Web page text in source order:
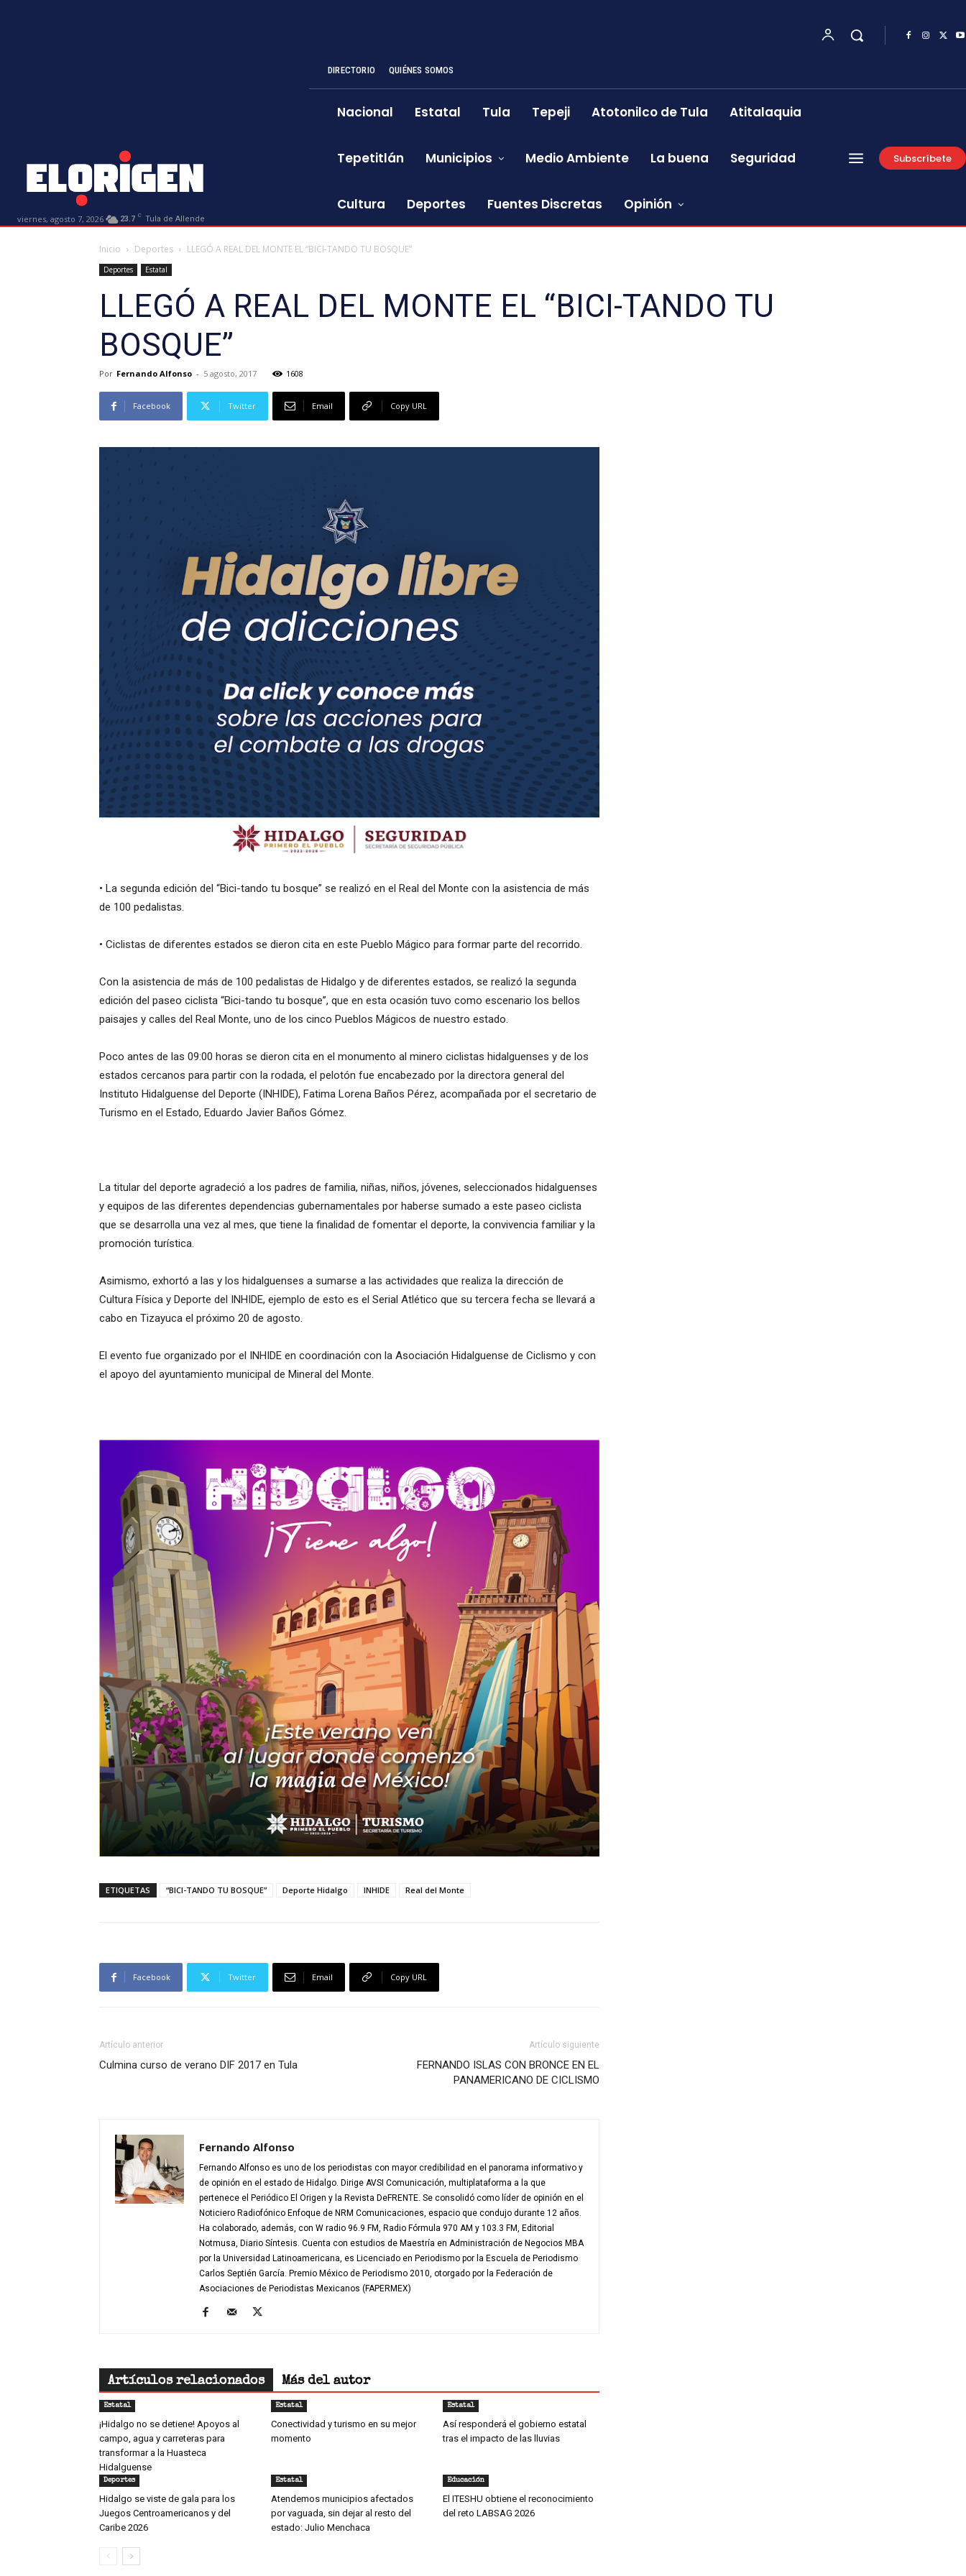
viernes, agosto 7, 2026 23.7 C Tula de Allende
DIRECTORIO QUIÉNES SOMOS
Nacional Estatal Tula Tepeji Atotonilco de Tula Atitalaquia
Tepetitlán Municipios Medio Ambiente La buena Seguridad
Cultura Deportes Fuentes Discretas Opinión
Subscríbete
Inicio Deportes LLEGÓ A REAL DEL MONTE EL “BICI-TANDO TU BOSQUE”
Deportes Estatal
LLEGÓ A REAL DEL MONTE EL “BICI-TANDO TU
BOSQUE”
Por Fernando Alfonso - 5 agosto, 2017 1608
Facebook Twitter Email Copy URL
• La segunda edición del “Bici-tando tu bosque” se realizó en el Real del Monte con la asistencia de más
de 100 pedalistas.
• Ciclistas de diferentes estados se dieron cita en este Pueblo Mágico para formar parte del recorrido.
Con la asistencia de más de 100 pedalistas de Hidalgo y de diferentes estados, se realizó la segunda
edición del paseo ciclista “Bici-tando tu bosque”, que en esta ocasión tuvo como escenario los bellos
paisajes y calles del Real Monte, uno de los cinco Pueblos Mágicos de nuestro estado.
Poco antes de las 09:00 horas se dieron cita en el monumento al minero ciclistas hidalguenses y de los
estados cercanos para partir con la rodada, el pelotón fue encabezado por la directora general del
Instituto Hidalguense del Deporte (INHIDE), Fatima Lorena Baños Pérez, acompañada por el secretario de
Turismo en el Estado, Eduardo Javier Baños Gómez.
La titular del deporte agradeció a los padres de familia, niñas, niños, jóvenes, seleccionados hidalguenses
y equipos de las diferentes dependencias gubernamentales por haberse sumado a este paseo ciclista
que se desarrolla una vez al mes, que tiene la finalidad de fomentar el deporte, la convivencia familiar y la
promoción turística.
Asimismo, exhortó a las y los hidalguenses a sumarse a las actividades que realiza la dirección de
Cultura Física y Deporte del INHIDE, ejemplo de esto es el Serial Atlético que su tercera fecha se llevará a
cabo en Tizayuca el próximo 20 de agosto.
El evento fue organizado por el INHIDE en coordinación con la Asociación Hidalguense de Ciclismo y con
el apoyo del ayuntamiento municipal de Mineral del Monte.
ETIQUETAS “BICI-TANDO TU BOSQUE” Deporte Hidalgo INHIDE Real del Monte
Facebook Twitter Email Copy URL
Artículo anterior
Culmina curso de verano DIF 2017 en Tula
Artículo siguiente
FERNANDO ISLAS CON BRONCE EN EL
PANAMERICANO DE CICLISMO
Fernando Alfonso
Fernando Alfonso es uno de los periodistas con mayor credibilidad en el panorama informativo y
de opinión en el estado de Hidalgo. Dirige AVSI Comunicación, multiplataforma a la que
pertenece el Periódico El Origen y la Revista DeFRENTE. Se consolidó como líder de opinión en el
Noticiero Radiofónico Enfoque de NRM Comunicaciones, espacio que condujo durante 12 años.
Ha colaborado, además, con W radio 96.9 FM, Radio Fórmula 970 AM y 103.3 FM, Editorial
Notmusa, Diario Síntesis. Cuenta con estudios de Maestría en Administración de Negocios MBA
por la Universidad Latinoamericana, es Licenciado en Periodismo por la Escuela de Periodismo
Carlos Septién García. Premio México de Periodismo 2010, otorgado por la Federación de
Asociaciones de Periodistas Mexicanos (FAPERMEX)
Artículos relacionados Más del autor
Estatal
¡Hidalgo no se detiene! Apoyos al
campo, agua y carreteras para
transformar a la Huasteca
Hidalguense
Estatal
Conectividad y turismo en su mejor
momento
Estatal
Así responderá el gobierno estatal
tras el impacto de las lluvias
Deportes
Hidalgo se viste de gala para los
Juegos Centroamericanos y del
Caribe 2026
Estatal
Atendemos municipios afectados
por vaguada, sin dejar al resto del
estado: Julio Menchaca
Educación
El ITESHU obtiene el reconocimiento
del reto LABSAG 2026